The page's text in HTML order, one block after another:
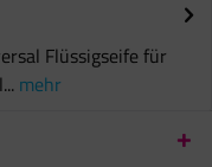
Flüssigseife für
mehr